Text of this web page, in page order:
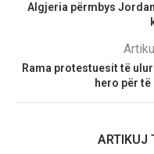
Algjeria përmbys
Rama protestuesit të
hero për
ARTIKUJ